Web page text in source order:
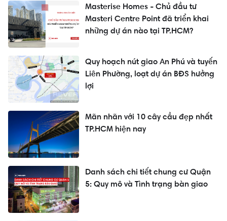
Masterise Homes - Chủ đầu tư
Masteri Centre Point đã triển khai
những dự án nào tại TP.HCM?
Quy hoạch nút giao An Phú và tuyến
Liên Phường, loạt dự án BĐS hưởng
lợi
Mãn nhãn với 10 cây cầu đẹp nhất
TP.HCM hiện nay
Danh sách chi tiết chung cư Quận
5: Quy mô và Tình trạng bàn giao